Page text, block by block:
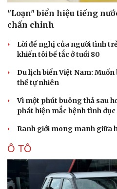
"Loạn" biển hiệu tiếng
chấn chỉnh
Lời đề nghị của người tình
khiến tôi bế tắc ở tuổi 80
Du lịch biển Việt Nam:
thế tự nhiên
Vì một phút buông thả sau
phát hiện mắc bệnh tình dục
Ranh giới mong manh giữa
Ô TÔ